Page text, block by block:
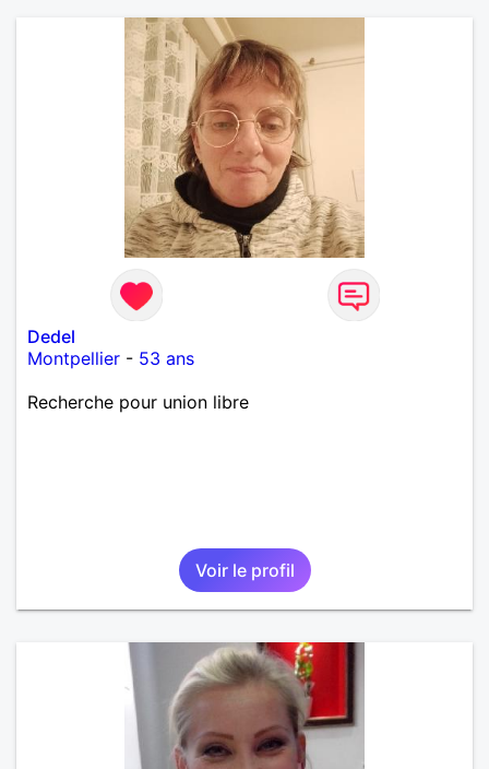
Dedel
Montpellier - 53 ans
Recherche pour union libre
Voir le profil